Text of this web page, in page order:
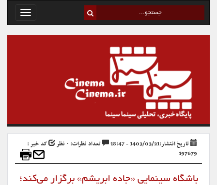
Toggle
تاریخ انتشار:1403/03/21 - 18:47 تعداد نظرات: ۰ نظر
کد خبر :
197679
باشگاه سینمایی «جاده ابریشم» برگزار می‌کند؛